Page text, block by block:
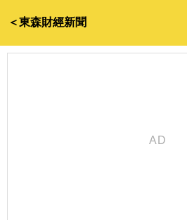
＜東森財經新聞